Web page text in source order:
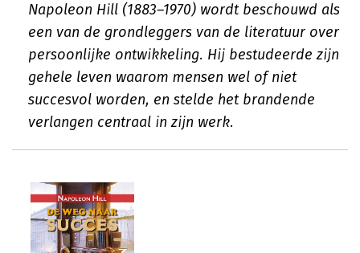
Napoleon Hill (1883–1970) wordt beschouwd als
een van de grondleggers van de literatuur over
persoonlijke ontwikkeling. Hij bestudeerde zijn
gehele leven waarom mensen wel of niet
succesvol worden, en stelde het brandende
verlangen centraal in zijn werk.